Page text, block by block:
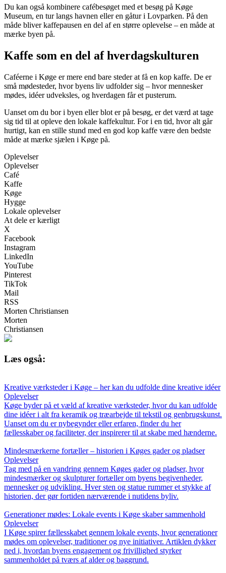
Du kan også kombinere cafébesøget med et besøg på Køge
Museum, en tur langs havnen eller en gåtur i Lovparken. På den
måde bliver kaffepausen en del af en større oplevelse – en måde at
mærke byen på.
Kaffe som en del af hverdagskulturen
Caféerne i Køge er mere end bare steder at få en kop kaffe. De er
små mødesteder, hvor byens liv udfolder sig – hvor mennesker
mødes, idéer udveksles, og hverdagen får et pusterum.
Uanset om du bor i byen eller blot er på besøg, er det værd at tage
sig tid til at opleve den lokale kaffekultur. For i en tid, hvor alt går
hurtigt, kan en stille stund med en god kop kaffe være den bedste
måde at mærke sjælen i Køge på.
Oplevelser
Oplevelser
Café
Kaffe
Køge
Hygge
Lokale oplevelser
At dele er kærligt
X
Facebook
Instagram
LinkedIn
YouTube
Pinterest
TikTok
Mail
RSS
Morten Christiansen
Morten
Christiansen
Læs også:
Kreative værksteder i Køge – her kan du udfolde dine kreative idéer
Oplevelser
Køge byder på et væld af kreative værksteder, hvor du kan udfolde
dine idéer i alt fra keramik og træarbejde til tekstil og genbrugskunst.
Uanset om du er nybegynder eller erfaren, finder du her
fællesskaber og faciliteter, der inspirerer til at skabe med hænderne.
Mindesmærkerne fortæller – historien i Køges gader og pladser
Oplevelser
Tag med på en vandring gennem Køges gader og pladser, hvor
mindesmærker og skulpturer fortæller om byens begivenheder,
mennesker og udvikling. Hver sten og statue rummer et stykke af
historien, der gør fortiden nærværende i nutidens byliv.
Generationer mødes: Lokale events i Køge skaber sammenhold
Oplevelser
I Køge spirer fællesskabet gennem lokale events, hvor generationer
mødes om oplevelser, traditioner og nye initiativer. Artiklen dykker
ned i, hvordan byens engagement og frivillighed styrker
sammenholdet på tværs af alder og baggrund.